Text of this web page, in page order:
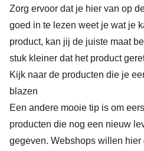
Zorg ervoor dat je hier van op
goed in te lezen weet je wat je
product, kan jij de juiste maat
stuk kleiner dat het product
Kijk naar de producten die je
blazen
Een andere mooie tip is om
producten die nog een nieuw
gegeven. Webshops willen hier